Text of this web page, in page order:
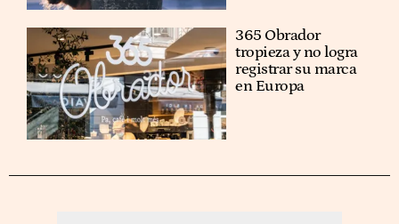
365 Obrador
tropieza y no logra
registrar su marca
en Europa